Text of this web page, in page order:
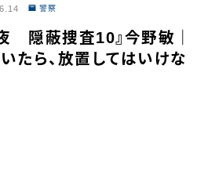
警察
夜 隠蔽捜査10』今野敏｜
たら、放置してはいけな